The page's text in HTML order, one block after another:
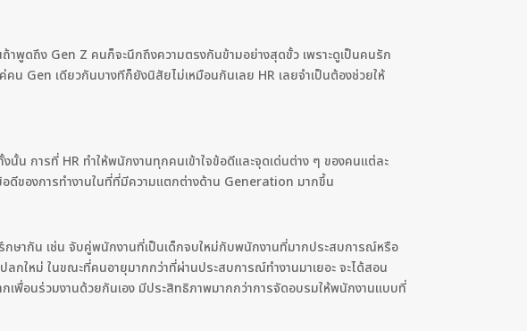
พูดถึง Gen Z คนก็จะนึกถึงความตรงกันข้ามอย่างสุดขั้ว เพราะดูเป็นคนรัก
Gen เดียวกันบางทีก็ยังนิสัยไม่เหมือนกันเลย HR เลยจำเป็นต้องช่วยให้
การที่ HR ทำให้พนักงานทุกคนเข้าใจข้อดีและจุดเด่นต่าง ๆ ของคนแต่ละ
อดีของการทำงานในที่ที่มีความแตกต่างด้าน Generation มากขึ้น
รึกษากัน เช่น จับคู่พนักงานที่เป็นเด็กจบใหม่กับพนักงานที่มากประสบการณ์หรือ
ปลกใหม่ ในขณะที่คนอายุมากกว่าที่ผ่านประสบการณ์ทำงานมาเยอะ จะได้สอน
กเพื่อนร่วมงานด้วยกันเอง มีประสิทธิภาพมากกว่าการจัดอบรมให้พนักงานแบบที่